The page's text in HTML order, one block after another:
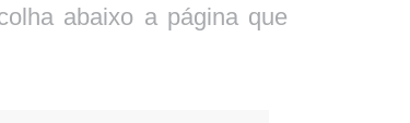
abaixo a página que